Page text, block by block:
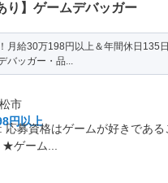
り】ゲームデバッガー
月給30万198円以上＆年間休日135
バッガー・品...
市
円以上
応募資格はゲームが好きであ
ゲーム...